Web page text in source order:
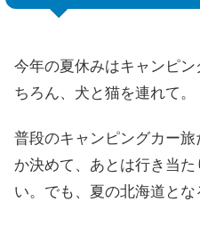
今年の夏休みはキャンピ
ちろん、犬と猫を連れて。
普段のキャンピングカー
か決めて、あとは行き当
い。でも、夏の北海道とな